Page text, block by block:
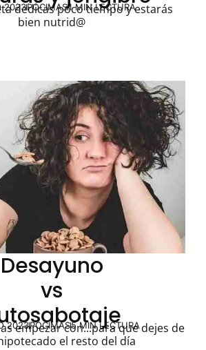
2023PÓCIMAS1 MIN LECTURA
dedicas poco tiempo y estarás
bien nutrid@
Desayuno
vs
2023PÓCIMAS5 MIN LECTURA
empezar con...para que dejes de
el resto del día